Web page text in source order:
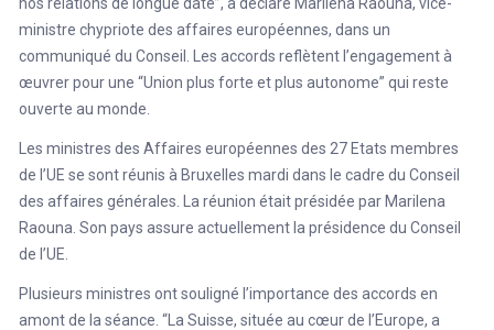
ministre chypriote des affaires européennes, dans un
communiqué du Conseil. Les accords reflètent l’engagement à
œuvrer pour une “Union plus forte et plus autonome” qui reste
ouverte au monde.
Les ministres des Affaires européennes des 27 Etats membres
de l’UE se sont réunis à Bruxelles mardi dans le cadre du Conseil
des affaires générales. La réunion était présidée par Marilena
Raouna. Son pays assure actuellement la présidence du Conseil
de l’UE.
Plusieurs ministres ont souligné l’importance des accords en
amont de la séance. “La Suisse, située au cœur de l’Europe, a